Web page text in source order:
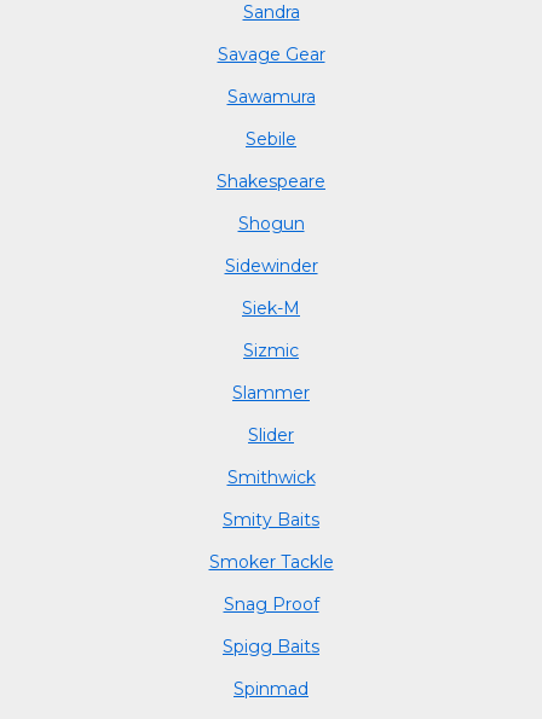
Sandra
Savage Gear
Sawamura
Sebile
Shakespeare
Shogun
Sidewinder
Siek-M
Sizmic
Slammer
Slider
Smithwick
Smity Baits
Smoker Tackle
Snag Proof
Spigg Baits
Spinmad